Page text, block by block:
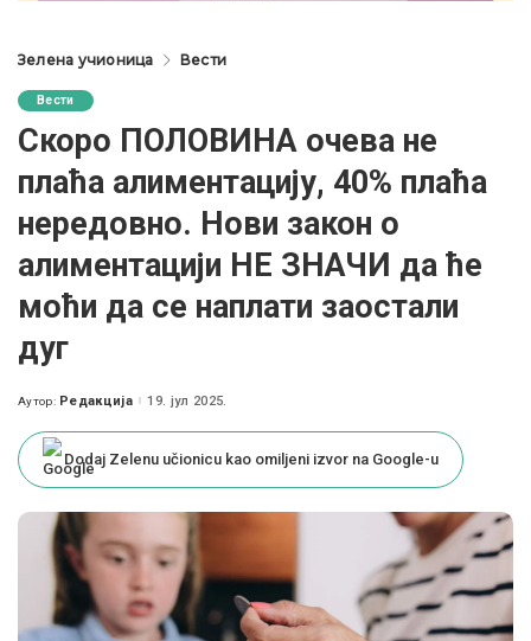
Зелена учионица Вести
Вести
Скоро ПОЛОВИНА очева не
плаћа алиментацију, 40% плаћа
нередовно. Нови закон о
алиментацији НЕ ЗНАЧИ да ће
моћи да се наплати заостали
дуг
Posted
Аутор: Редакција 19. јул 2025.
Dodaj Zelenu učionicu kao omiljeni izvor na Google-u